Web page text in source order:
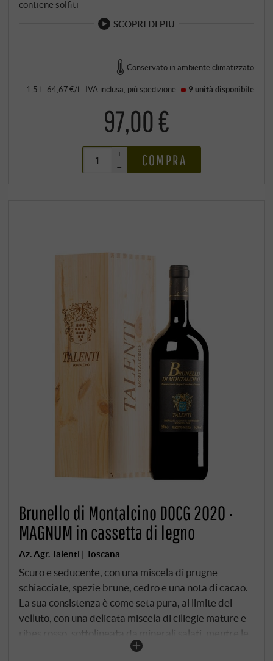
contiene solfiti
SCOPRI DI PIÙ
Conservato in ambiente climatizzato
1,5 l · 64,67 €/l · IVA inclusa, piùspedizione 9 unità disponibile
97,00 €
+
–
COMPRA
Brunello di Montalcino DOCG 2020 ·
MAGNUM in cassetta di legno
Az. Agr. Talenti | Toscana
Scuro e seducente, con una miscela di prugne
schiacciate, spezie brune, cedro e una nota di cacao.
La sua consistenza è come seta pura, al limite del
velluto, con una delicata miscela di ciliegie mature e
ribes rosso, sottolineata da minerali salati, mentre le
note di agrumi contrastano verso la fine. Una rete di